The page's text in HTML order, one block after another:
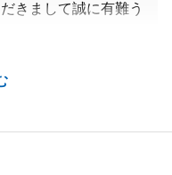
きまして誠に有難う
から嬉しく思ってお
てください。